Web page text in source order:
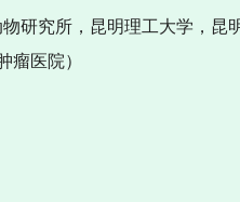
研究所，昆明理工大学，昆
瘤医院）